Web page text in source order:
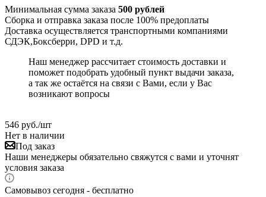
Минимальная сумма заказа 500 рублей
Сборка и отправка заказа после 100% предоплаты
Доставка осуществляется транспортными компаниями
СДЭК,Боксберри, DPD и т.д.
Наш менеджер рассчитает стоимость доставки и
поможет подобрать удобный пункт выдачи заказа,
а так же остаётся на связи с Вами, если у Вас
возникают вопросы
546 руб./шт
Нет в наличии
Под заказ
Наши менеджеры обязательно свяжутся с вами и уточнят
условия заказа
Самовывоз сегодня - бесплатно